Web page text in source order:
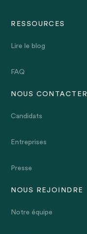
RESSOURCES
Lire le blog
FAQ
NOUS CONTACTER
Candidats
Entreprises
Presse
NOUS REJOINDRE
Notre équipe